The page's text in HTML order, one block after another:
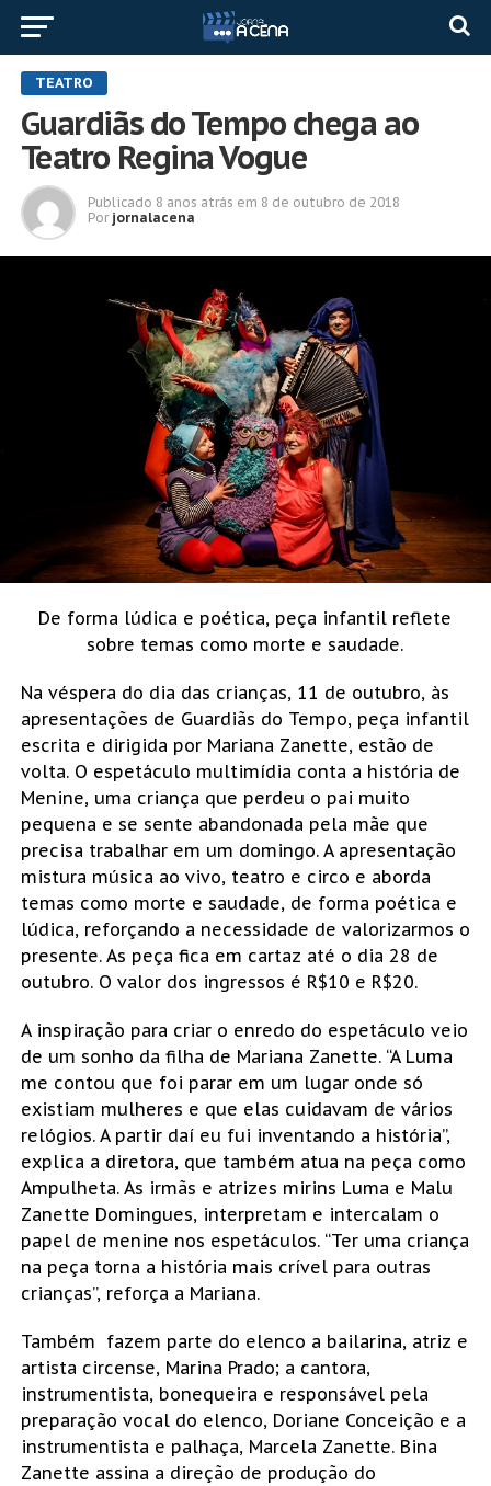
TEATRO
Guardiãs do Tempo chega ao
Teatro Regina Vogue
Publicado 8 anos atrás em 8 de outubro de 2018
Por jornalacena
De forma lúdica e poética, peça infantil reflete
sobre temas como morte e saudade.
Na véspera do dia das crianças, 11 de outubro, às
apresentações de Guardiãs do Tempo, peça infantil
escrita e dirigida por Mariana Zanette, estão de
volta. O espetáculo multimídia conta a história de
Menine, uma criança que perdeu o pai muito
pequena e se sente abandonada pela mãe que
precisa trabalhar em um domingo. A apresentação
mistura música ao vivo, teatro e circo e aborda
temas como morte e saudade, de forma poética e
lúdica, reforçando a necessidade de valorizarmos o
presente. As peça fica em cartaz até o dia 28 de
outubro. O valor dos ingressos é R$10 e R$20.
A inspiração para criar o enredo do espetáculo veio
de um sonho da filha de Mariana Zanette. “A Luma
me contou que foi parar em um lugar onde só
existiam mulheres e que elas cuidavam de vários
relógios. A partir daí eu fui inventando a história”,
explica a diretora, que também atua na peça como
Ampulheta. As irmãs e atrizes mirins Luma e Malu
Zanette Domingues, interpretam e intercalam o
papel de menine nos espetáculos. “Ter uma criança
na peça torna a história mais crível para outras
crianças”, reforça a Mariana.
Também fazem parte do elenco a bailarina, atriz e
artista circense, Marina Prado; a cantora,
instrumentista, bonequeira e responsável pela
preparação vocal do elenco, Doriane Conceição e a
instrumentista e palhaça, Marcela Zanette. Bina
Zanette assina a direção de produção do